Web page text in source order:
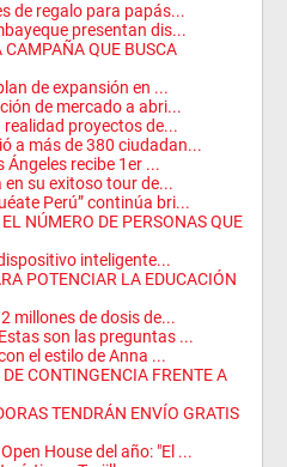
de regalo para papás...
presentan dis...
QUE BUSCA
de expansión en ...
de mercado a abri...
proyectos de...
a más de 380 ciudadan...
Ángeles recibe 1er ...
en su exitoso tour de...
Perú” continúa bri...
NÚMERO DE PERSONAS QUE
inteligente...
POTENCIAR LA EDUCACIÓN
millones de dosis de...
son las preguntas ...
el estilo de Anna ...
CONTINGENCIA FRENTE A
TENDRÁN ENVÍO GRATIS
House del año: "El ...